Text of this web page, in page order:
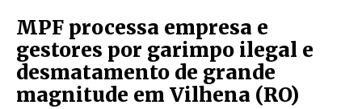
MPF processa empresa e
gestores por garimpo ilegal e
desmatamento de grande
magnitude em Vilhena (RO)